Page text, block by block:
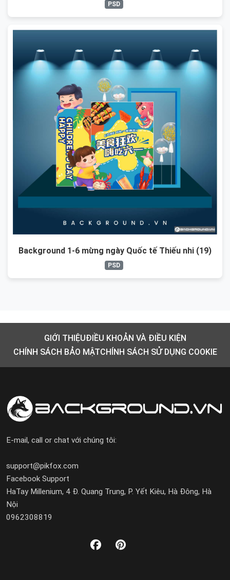
PSD
Background 1-6 mừng ngày Quốc tế Thiếu nhi (19)
PSD
GIỚI THIỆUĐIỀU KHOẢN VÀ ĐIỀU KIỆN
CHÍNH SÁCH BẢO MẬTCHÍNH SÁCH SỬ DỤNG COOKIE
E-mail, call or chat với chúng tôi:
support@pikfox.com
Facebook Support
HaTay Millenium, 4 Đ. Quang Trung, P. Yết Kiêu, Hà Đông, Hà
Nội
0962308819